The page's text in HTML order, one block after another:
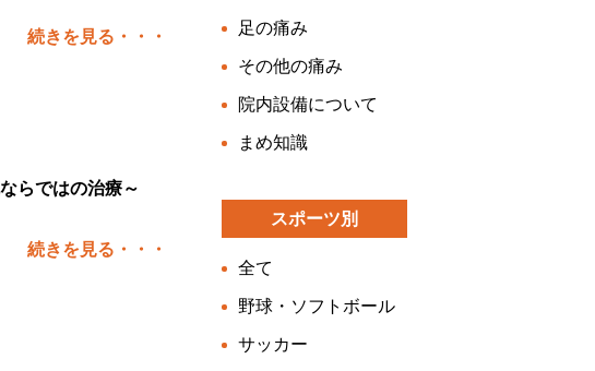
続きを見る・・・
らではの治療～
続きを見る・・・
足の痛み
その他の痛み
院内設備について
まめ知識
スポーツ別
全て
野球・ソフトボール
サッカー